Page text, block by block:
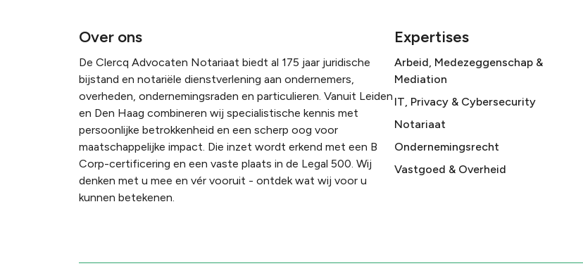
Over ons
De Clercq Advocaten Notariaat biedt al 175 jaar juridische
bijstand en notariële dienstverlening aan ondernemers,
overheden, ondernemingsraden en particulieren. Vanuit Leiden
en Den Haag combineren wij specialistische kennis met
persoonlijke betrokkenheid en een scherp oog voor
maatschappelijke impact. Die inzet wordt erkend met een B
Corp-certificering en een vaste plaats in de Legal 500. Wij
denken met u mee en vér vooruit - ontdek wat wij voor u
kunnen betekenen.
Expertises
Arbeid, Medezeggenschap &
Mediation
IT, Privacy & Cybersecurity
Notariaat
Ondernemingsrecht
Vastgoed & Overheid